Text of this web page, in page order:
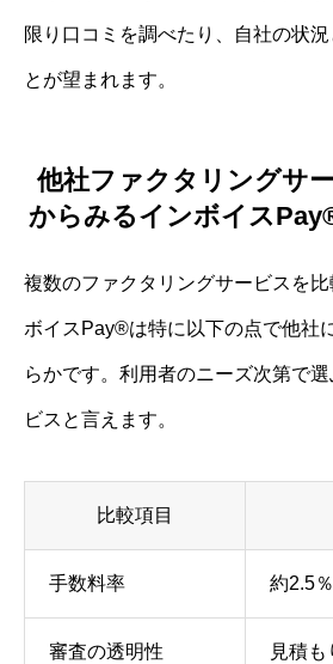
限り口コミを調べたり、自社の状
とが望まれます。
他社ファクタリングサ
からみるインボイス
複数のファクタリングサービスを
ボイスPay®は特に以下の点で他社
らかです。利用者のニーズ次第で
ビスと言えます。
比較項目
手数料率 約2.5
審査の透明性 見積